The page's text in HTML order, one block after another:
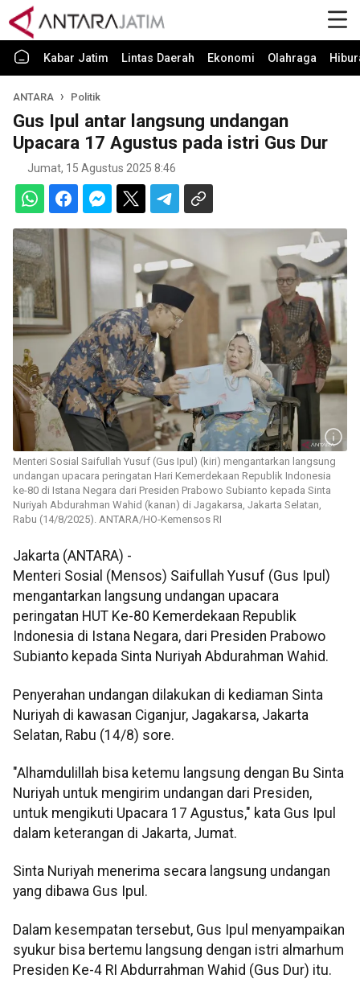
Kabar Jatim Lintas Daerah Ekonomi Olahraga
ANTARA Politik
Gus Ipul antar langsung undangan
Upacara 17 Agustus pada istri Gus Dur
Jumat, 15 Agustus 2025 8:46
Menteri Sosial Saifullah Yusuf (Gus Ipul) (kiri) mengantarkan langsung
undangan upacara peringatan Hari Kemerdekaan Republik Indonesia
ke-80 di Istana Negara dari Presiden Prabowo Subianto kepada Sinta
Nuriyah Abdurahman Wahid (kanan) di Jagakarsa, Jakarta Selatan,
Rabu (14/8/2025). ANTARA/HO-Kemensos RI
Jakarta (ANTARA) -
Menteri Sosial (Mensos) Saifullah Yusuf (Gus Ipul)
mengantarkan langsung undangan upacara
peringatan HUT Ke-80 Kemerdekaan Republik
Indonesia di Istana Negara, dari Presiden Prabowo
Subianto kepada Sinta Nuriyah Abdurahman Wahid.
Penyerahan undangan dilakukan di kediaman Sinta
Nuriyah di kawasan Ciganjur, Jagakarsa, Jakarta
Selatan, Rabu (14/8) sore.
"Alhamdulillah bisa ketemu langsung dengan Bu Sinta
Nuriyah untuk mengirim undangan dari Presiden,
untuk mengikuti Upacara 17 Agustus," kata Gus Ipul
dalam keterangan di Jakarta, Jumat.
Sinta Nuriyah menerima secara langsung undangan
yang dibawa Gus Ipul.
Dalam kesempatan tersebut, Gus Ipul menyampaikan
syukur bisa bertemu langsung dengan istri almarhum
Presiden Ke-4 RI Abdurrahman Wahid (Gus Dur) itu.